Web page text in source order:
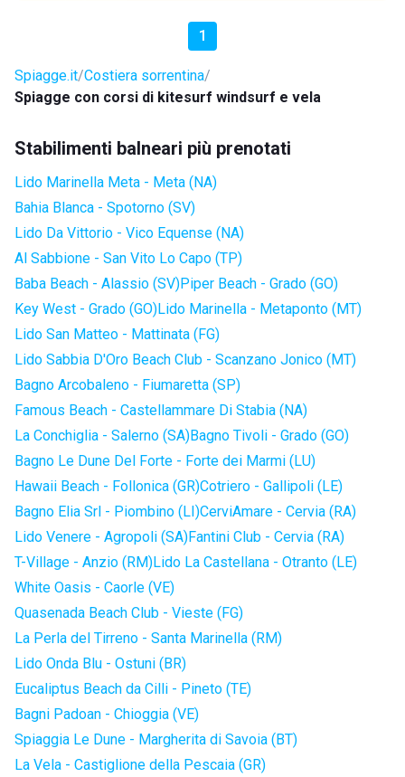
1
Spiagge.it Costiera sorrentina
Spiagge con corsi di kitesurf windsurf e vela
Stabilimenti balneari più prenotati
Lido Marinella Meta - Meta (NA)
Bahia Blanca - Spotorno (SV)
Lido Da Vittorio - Vico Equense (NA)
Al Sabbione - San Vito Lo Capo (TP)
Baba Beach - Alassio (SV)Piper Beach - Grado (GO)
Key West - Grado (GO)Lido Marinella - Metaponto (MT)
Lido San Matteo - Mattinata (FG)
Lido Sabbia D'Oro Beach Club - Scanzano Jonico (MT)
Bagno Arcobaleno - Fiumaretta (SP)
Famous Beach - Castellammare Di Stabia (NA)
La Conchiglia - Salerno (SA)Bagno Tivoli - Grado (GO)
Bagno Le Dune Del Forte - Forte dei Marmi (LU)
Hawaii Beach - Follonica (GR)Cotriero - Gallipoli (LE)
Bagno Elia Srl - Piombino (LI)CerviAmare - Cervia (RA)
Lido Venere - Agropoli (SA)Fantini Club - Cervia (RA)
T-Village - Anzio (RM)Lido La Castellana - Otranto (LE)
White Oasis - Caorle (VE)
Quasenada Beach Club - Vieste (FG)
La Perla del Tirreno - Santa Marinella (RM)
Lido Onda Blu - Ostuni (BR)
Eucaliptus Beach da Cilli - Pineto (TE)
Bagni Padoan - Chioggia (VE)
Spiaggia Le Dune - Margherita di Savoia (BT)
La Vela - Castiglione della Pescaia (GR)